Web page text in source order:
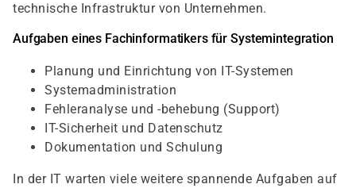
technische Infrastruktur von Unternehmen.
Aufgaben eines Fachinformatikers für Systemintegration
Planung und Einrichtung von IT-Systemen
Systemadministration
Fehleranalyse und -behebung (Support)
IT-Sicherheit und Datenschutz
Dokumentation und Schulung
In der IT warten viele weitere spannende Aufgaben auf